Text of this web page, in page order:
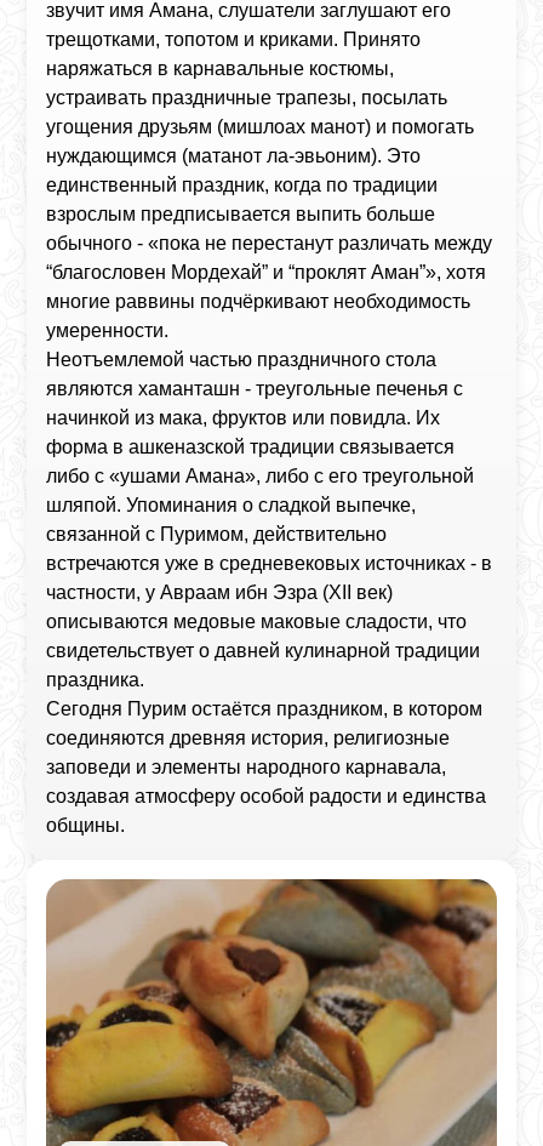
звучит имя Амана, слушатели заглушают его
трещотками, топотом и криками. Принято
наряжаться в карнавальные костюмы,
устраивать праздничные трапезы, посылать
угощения друзьям (мишлоах манот) и помогать
нуждающимся (матанот ла-эвьоним). Это
единственный праздник, когда по традиции
взрослым предписывается выпить больше
обычного - «пока не перестанут различать между
“благословен Мордехай” и “проклят Аман”», хотя
многие раввины подчёркивают необходимость
умеренности.
Неотъемлемой частью праздничного стола
являются хаманташн - треугольные печенья с
начинкой из мака, фруктов или повидла. Их
форма в ашкеназской традиции связывается
либо с «ушами Амана», либо с его треугольной
шляпой. Упоминания о сладкой выпечке,
связанной с Пуримом, действительно
встречаются уже в средневековых источниках - в
частности, у Авраам ибн Эзра (XII век)
описываются медовые маковые сладости, что
свидетельствует о давней кулинарной традиции
праздника.
Сегодня Пурим остаётся праздником, в котором
соединяются древняя история, религиозные
заповеди и элементы народного карнавала,
создавая атмосферу особой радости и единства
общины.